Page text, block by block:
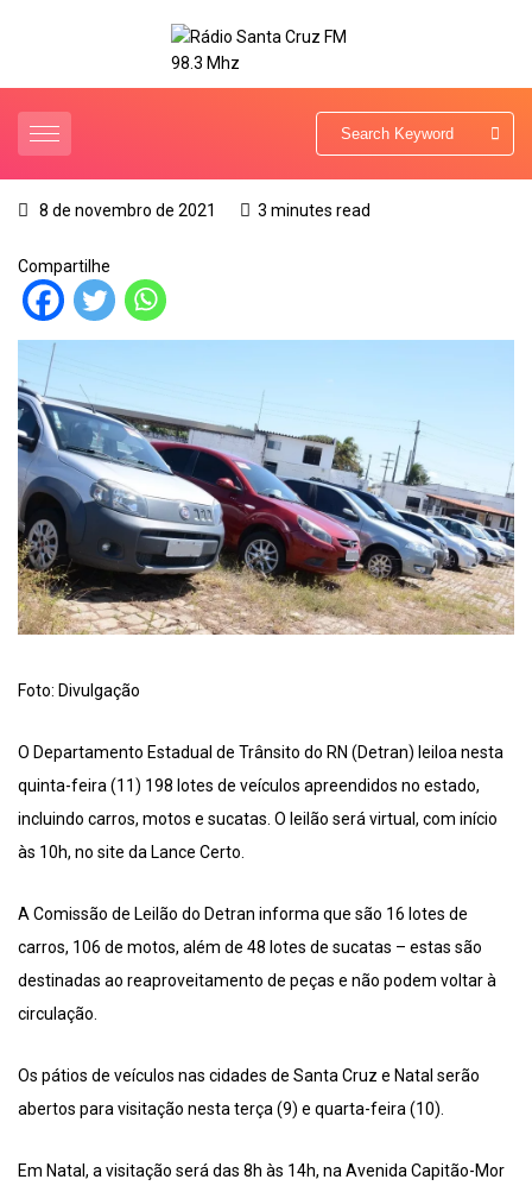
8 de novembro de 2021 3 minutes read
Compartilhe
Foto: Divulgação
O Departamento Estadual de Trânsito do RN (Detran) leiloa nesta
quinta-feira (11) 198 lotes de veículos apreendidos no estado,
incluindo carros, motos e sucatas. O leilão será virtual, com início
às 10h, no site da Lance Certo.
A Comissão de Leilão do Detran informa que são 16 lotes de
carros, 106 de motos, além de 48 lotes de sucatas – estas são
destinadas ao reaproveitamento de peças e não podem voltar à
circulação.
Os pátios de veículos nas cidades de Santa Cruz e Natal serão
abertos para visitação nesta terça (9) e quarta-feira (10).
Em Natal, a visitação será das 8h às 14h, na Avenida Capitão-Mor